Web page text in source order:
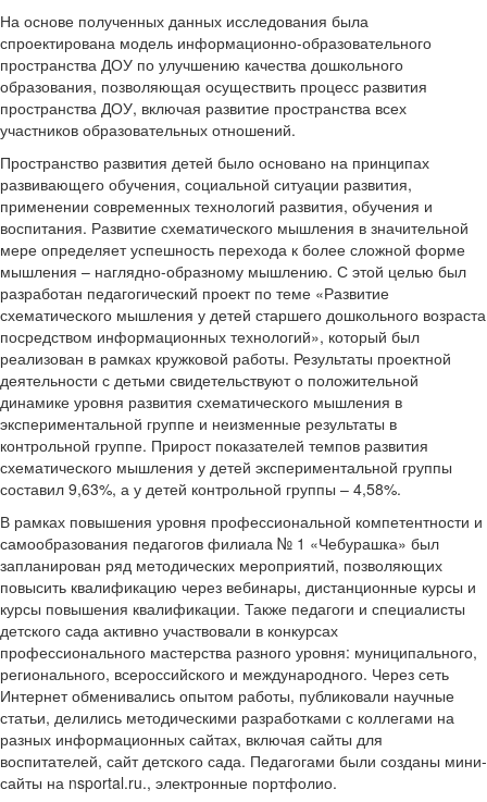
На основе полученных данных исследования была
спроектирована модель информационно-образовательного
пространства ДОУ по улучшению качества дошкольного
образования, позволяющая осуществить процесс развития
пространства ДОУ, включая развитие пространства всех
участников образовательных отношений.
Пространство развития детей было основано на принципах
развивающего обучения, социальной ситуации развития,
применении современных технологий развития, обучения и
воспитания. Развитие схематического мышления в значительной
мере определяет успешность перехода к более сложной форме
мышления – наглядно-образному мышлению. С этой целью был
разработан педагогический проект по теме «Развитие
схематического мышления у детей старшего дошкольного возраста
посредством информационных технологий», который был
реализован в рамках кружковой работы. Результаты проектной
деятельности с детьми свидетельствуют о положительной
динамике уровня развития схематического мышления в
экспериментальной группе и неизменные результаты в
контрольной группе. Прирост показателей темпов развития
схематического мышления у детей экспериментальной группы
составил 9,63%, а у детей контрольной группы – 4,58%.
В рамках повышения уровня профессиональной компетентности и
самообразования педагогов филиала № 1 «Чебурашка» был
запланирован ряд методических мероприятий, позволяющих
повысить квалификацию через вебинары, дистанционные курсы и
курсы повышения квалификации. Также педагоги и специалисты
детского сада активно участвовали в конкурсах
профессионального мастерства разного уровня: муниципального,
регионального, всероссийского и международного. Через сеть
Интернет обменивались опытом работы, публиковали научные
статьи, делились методическими разработками с коллегами на
разных информационных сайтах, включая сайты для
воспитателей, сайт детского сада. Педагогами были созданы мини-
сайты на nsportal.ru., электронные портфолио.